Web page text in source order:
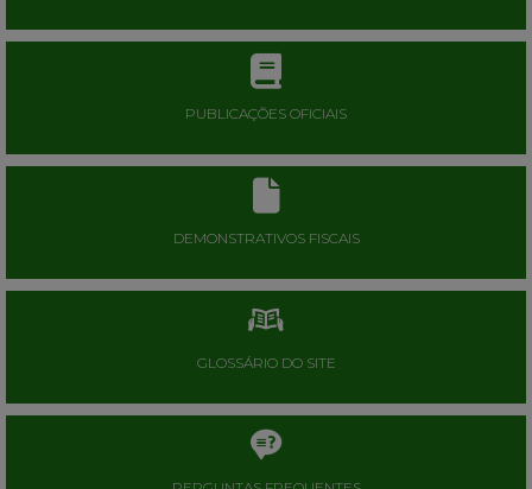
PUBLICAÇÕES OFICIAIS
DEMONSTRATIVOS FISCAIS
GLOSSÁRIO DO SITE